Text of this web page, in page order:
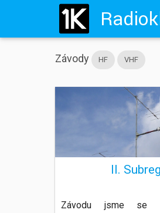
Závody HF VHF
II.
Závodu jsme se